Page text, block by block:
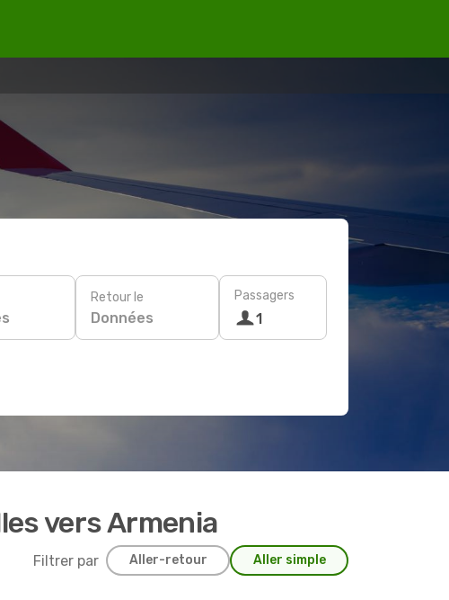
Retour le
Données
Passagers
1
vers Armenia
Filtrer par Aller-retour Aller simple